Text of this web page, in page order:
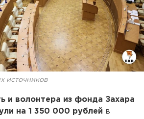
источников
и волонтера из фонда Захара
на 1 350 000 рублей в